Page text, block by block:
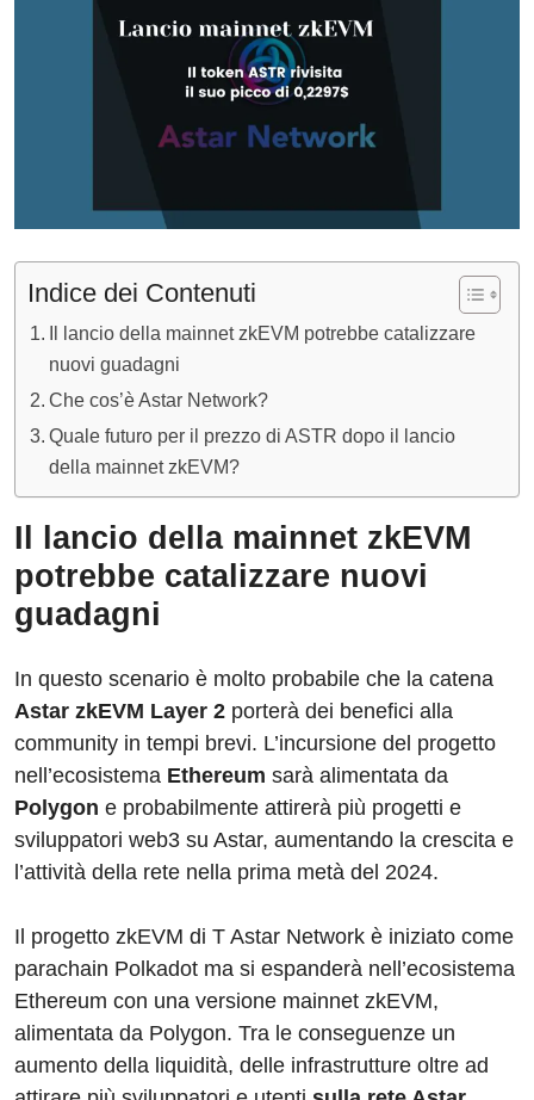
Indice dei Contenuti
Il lancio della mainnet zkEVM potrebbe catalizzare
nuovi guadagni
Che cos’è Astar Network?
Quale futuro per il prezzo di ASTR dopo il lancio
della mainnet zkEVM?
Il lancio della mainnet zkEVM
potrebbe catalizzare nuovi
guadagni
In questo scenario è molto probabile che la catena
Astar zkEVM Layer 2 porterà dei benefici alla
community in tempi brevi. L’incursione del progetto
nell’ecosistema Ethereum sarà alimentata da
Polygon e probabilmente attirerà più progetti e
sviluppatori web3 su Astar, aumentando la crescita e
l’attività della rete nella prima metà del 2024.
Il progetto zkEVM di T Astar Network è iniziato come
parachain Polkadot ma si espanderà nell’ecosistema
Ethereum con una versione mainnet zkEVM,
alimentata da Polygon. Tra le conseguenze un
aumento della liquidità, delle infrastrutture oltre ad